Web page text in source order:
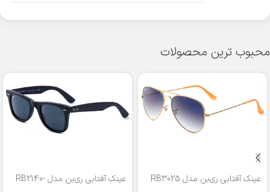
محبوب ترین محصولات
عینک آفتابی ری‌بن مدل RB3025
عینک آفتابی ری‌بن مدل RB2140-